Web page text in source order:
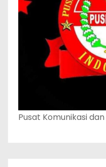
Pusat Komunikasi